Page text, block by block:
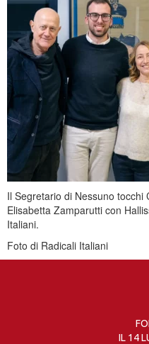
Il Segretario di Nessuno tocchi
Elisabetta Zamparutti con
Italiani.
Foto di Radicali Italiani
IL 14